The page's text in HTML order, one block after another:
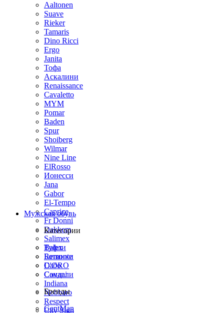
Aaltonen
Suave
Rieker
Tamaris
Dino Ricci
Ergo
Janita
Тофа
Аскалини
Renaissance
Cavaletto
MYM
Pomar
Baden
Spur
Shoiberg
Wilmar
Nine Line
ElRosso
Ионесси
Jana
Gabor
El-Tempo
Caprice
Fr Donni
Dakkem
Salimex
Balex
Remonte
D'ORO
Covani
Indiana
Nobbaro
Respect
City Sign
Мужская обувь
Категории
Туфли
Ботинки
Сабо
Сандали
Бренды
GentMan